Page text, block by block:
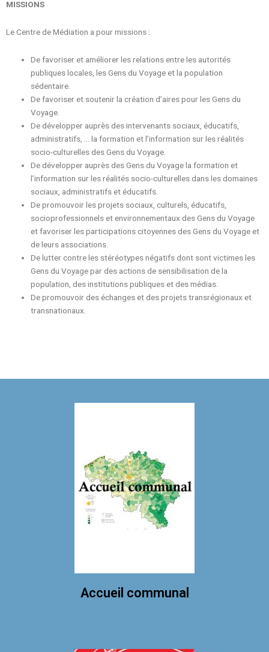
MISSIONS
Le Centre de Médiation a pour missions :
De favoriser et améliorer les relations entre les autorités
publiques locales, les Gens du Voyage et la population
sédentaire.
De favoriser et soutenir la création d’aires pour les Gens du
Voyage.
De développer auprès des intervenants sociaux, éducatifs,
administratifs, … la formation et l’information sur les réalités
socio-culturelles des Gens du Voyage.
De développer auprès des Gens du Voyage la formation et
l’information sur les réalités socio-culturelles dans les domaines
sociaux, administratifs et éducatifs.
De promouvoir les projets sociaux, culturels, éducatifs,
socioprofessionnels et environnementaux des Gens du Voyage
et favoriser les participations citoyennes des Gens du Voyage et
de leurs associations.
De lutter contre les stéréotypes négatifs dont sont victimes les
Gens du Voyage par des actions de sensibilisation de la
population, des institutions publiques et des médias.
De promouvoir des échanges et des projets transrégionaux et
transnationaux.
Accueil communal